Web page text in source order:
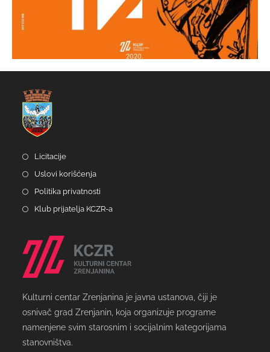
Licitacije
Uslovi korišćenja
Politika privatnosti
Klub prijatelja KCZR-a
Kulturni centar Zrenjanina je javna ustanova, čiji je
osnivač grad Zrenjanin, koja organizuje programe
namenjene svim starosnim i socijalnim kategorijama
stanovništva.